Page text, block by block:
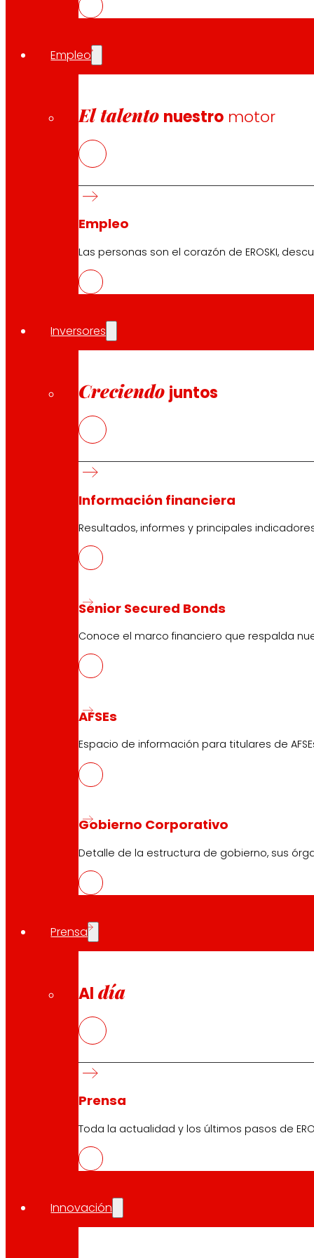
Empleo
El talento nuestro motor
Empleo
Las personas son el corazón de EROSKI,
Inversores
Creciendo juntos
Información financiera
Resultados, informes y principales
Senior Secured Bonds
Conoce el marco financiero que respalda
AFSEs
Espacio de información para titulares de
Gobierno Corporativo
Detalle de la estructura de gobierno, sus
Prensa
Al día
Prensa
Toda la actualidad y los últimos pasos de
Innovación
La cooperativa mantiene sus convenios de
empresarios y el acuerdo con la Federación Nacional